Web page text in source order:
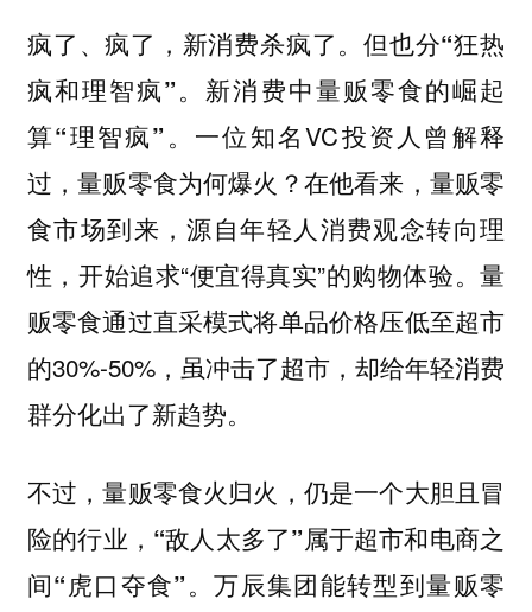
疯了、疯了，新消费杀疯了。但也分“狂热
疯和理智疯”。新消费中量贩零食的崛起
算“理智疯”。 一位知名VC投资人曾解释
过，量贩零食为何爆火？在他看来，量贩零
食市场到来，源自年轻人消费观念转向理
性，开始追求“便宜得真实”的购物体验。量
贩零食通过直采模式将单品价格压低至超市
的30%-50%，虽冲击了超市，却给年轻消费
群分化出了新趋势。
不过，量贩零食火归火，仍是一个大胆且冒
险的行业，“敌人太多了”属于超市和电商之
间“虎口夺食”。万辰集团能转型到量贩零